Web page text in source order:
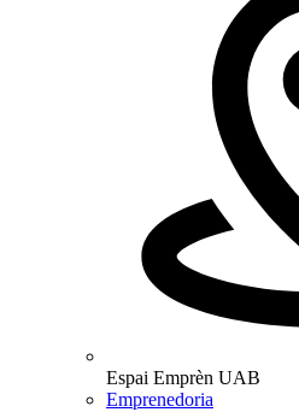
Espai Emprèn UAB
Emprenedoria